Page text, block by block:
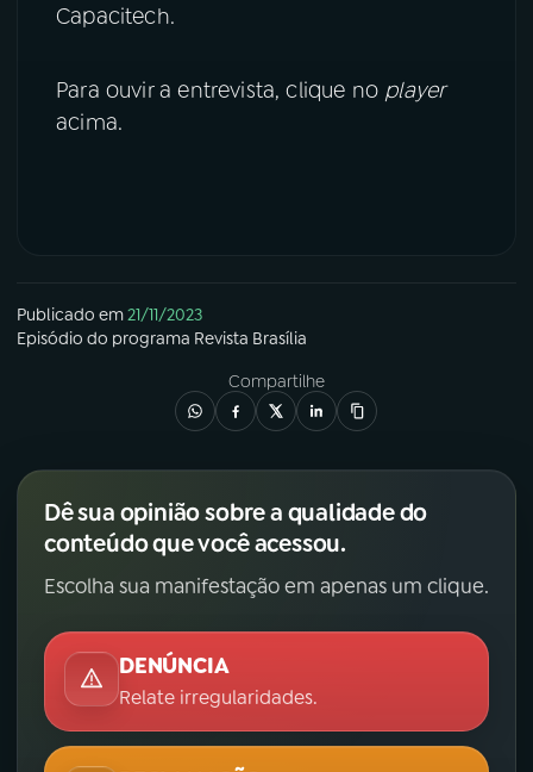
Capacitech.
Para ouvir a entrevista, clique no player
acima.
Publicado em21/11/2023
Episódio do programa Revista Brasília
Compartilhe
Dê sua opinião sobre a qualidade do
conteúdo que você acessou.
Escolha sua manifestação em apenas um clique.
DENÚNCIA
Relate irregularidades.